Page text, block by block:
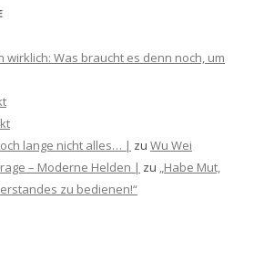
wirklich: Was braucht es denn noch, um
lange nicht alles… | zu Wu Wei
– Moderne Helden | zu „Habe Mut,
zu bedienen!“